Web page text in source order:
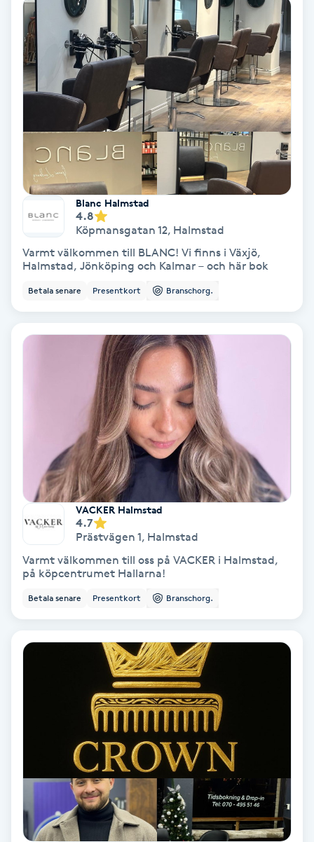
Ansiktsbehandling djuprengörande
Babylights
Bambumassage
Barber
Barnklippning
BIAB
Bottenfärg
Brynplockning
Bröllopsuppsättning
Celluliter
Coachning
Diamantslipning
Blanc Halmstad
4.8
Köpmansgatan 12, Halmstad
Varmt välkommen till BLANC! Vi finns i Växjö,
Halmstad, Jönköping och Kalmar – och här bok
Betala senare Presentkort Branschorg.
VACKER Halmstad
4.7
Prästvägen 1, Halmstad
Varmt välkommen till oss på VACKER i Halmstad,
på köpcentrumet Hallarna!
Betala senare Presentkort Branschorg.